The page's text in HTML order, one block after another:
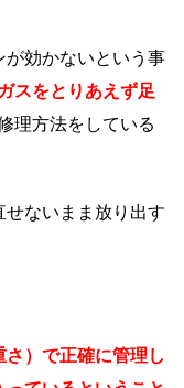
効かないという事
スをとりあえず足
理方法をしている
ないまま放り出す
）で正確に管理し